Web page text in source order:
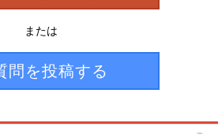
または
問を投稿する